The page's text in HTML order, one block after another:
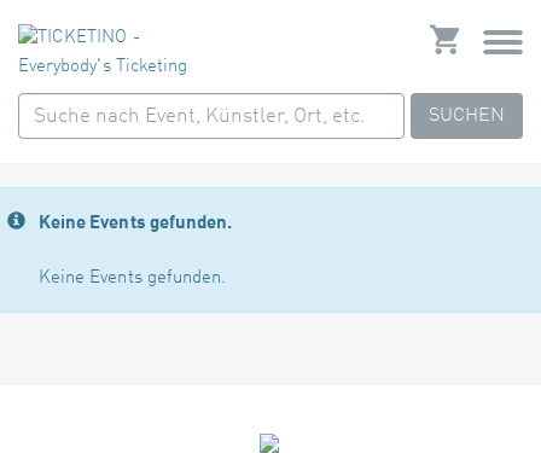
SUCHEN
Keine Events gefunden.
Keine Events gefunden.